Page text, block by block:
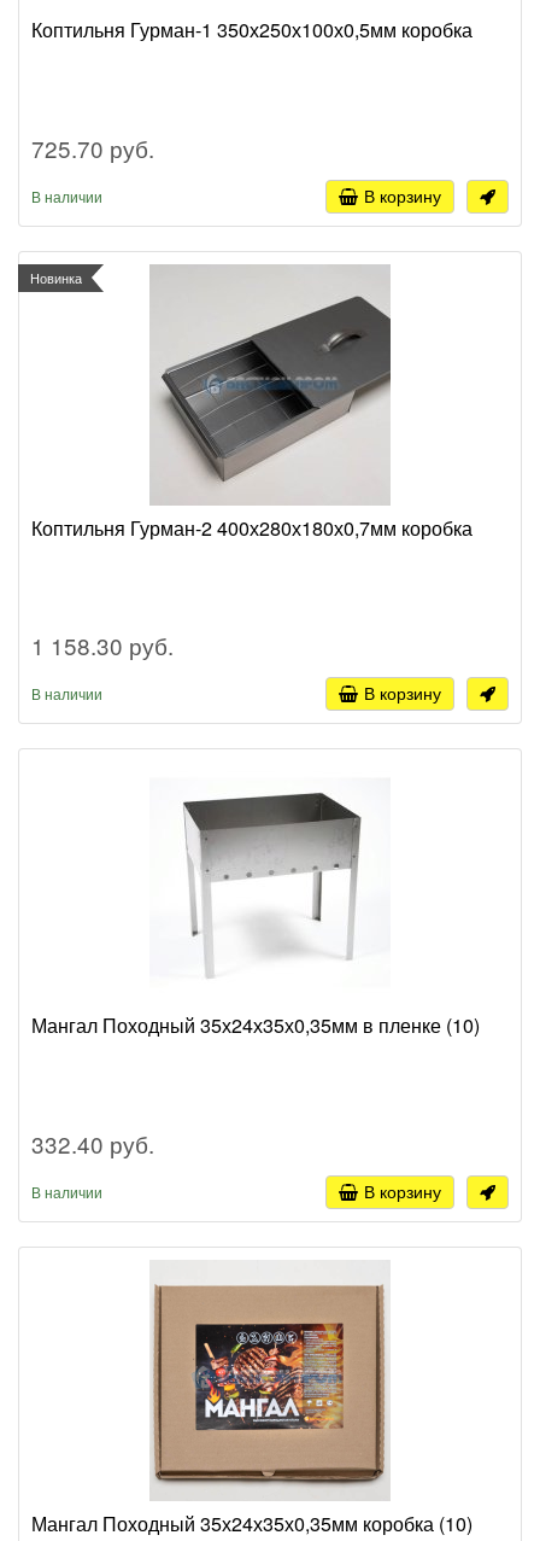
Коптильня Гурман-1 350х250х100х0,5мм коробка
725.70 руб.
В наличии В корзину
Новинка
Коптильня Гурман-2 400х280х180х0,7мм коробка
1 158.30 руб.
В наличии В корзину
Мангал Походный 35х24х35х0,35мм в пленке (10)
332.40 руб.
В наличии В корзину
Мангал Походный 35х24х35х0,35мм коробка (10)